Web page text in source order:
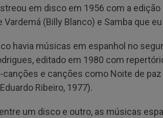
em disco em 1956 com a
Vardemá (Billy Blanco) e Samba que
havia músicas em espanhol no
editado em 1980 com
canções e canções como Noite de
Ribeiro, 1977).
um disco e outro, as músicas